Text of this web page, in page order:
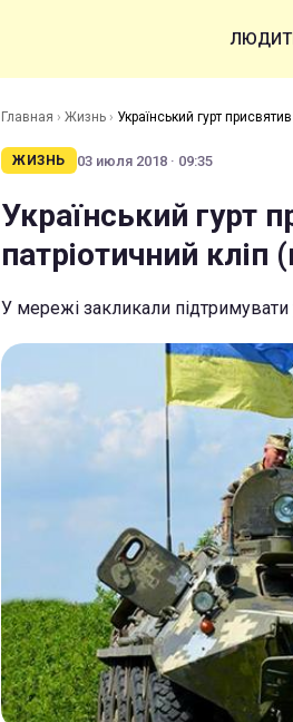
ЛЮДИ
Главная › Жизнь › Український гурт
ЖИЗНЬ 03 июля 2018 · 09:35
Український гурт
патріотичний кліп
У мережі закликали